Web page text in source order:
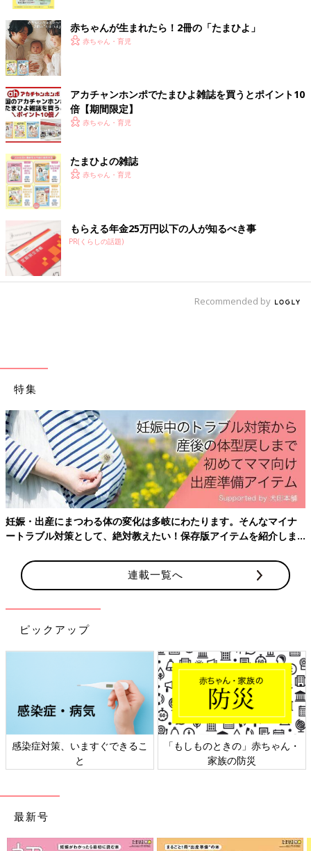
のベビーシェルブランケット
（ウォルナットカラー）を購入。お子さんはベビーカーの居心地
が良くなったのか、よく寝るようになったそうですよ。「買って
正解」ととっても満足の様子。お布団のようにふんわりとしてい
て、とても暖かそうですよね。
Amazonで見る
これからの季節、大活躍間違いなし！スモルビの
「5WAY プレミアム 抱っこ紐 防寒ケープ」
赤ちゃんが生まれたら！2冊の「たまひよ」
赤ちゃん・育児
アカチャンホンポでたまひよ雑誌を買うとポイント10
倍【期間限定】
赤ちゃん・育児
たまひよの雑誌
赤ちゃん・育児
もらえる年金25万円以下の人が知るべき事
PR(くらしの話題)
Recommended by
特集
妊娠・出産にまつわる体の変化は多岐にわたります。そんなマイナ
ートラブル対策として、絶対教えたい！保存版アイテムを紹介しま
連載一覧へ
ピックアップ
感染症対策、いますぐできるこ
と
「もしものときの」赤ちゃん・
家族の防災
最新号